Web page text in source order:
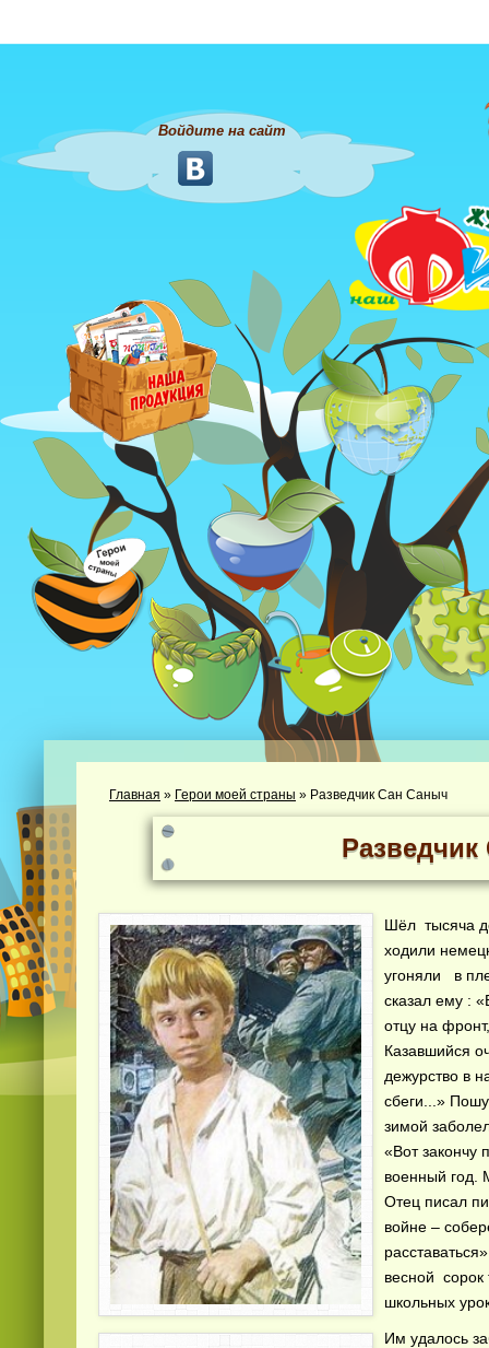
Войдите на сайт
Главная » Герои моей страны » Разведчик Сан Саныч
Шёл тысяча
ходили
угоняли в
сказал ему :
отцу на
Казавшийся
дежурство в
сбеги...»
зимой
«Вот закончу
военный год.
Отец писал
войне –
весной сорок
школьных
Им удалось